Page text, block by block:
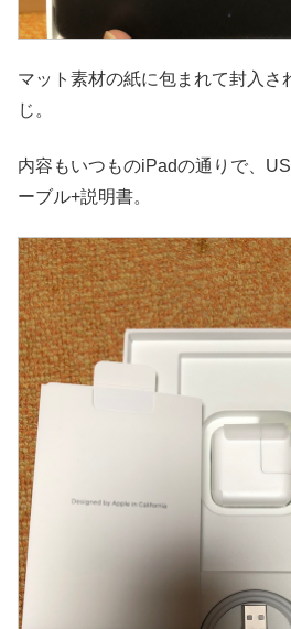
マット素材の紙に包まれて封入さ
じ。
内容もいつものiPadの通りで、
ーブル+説明書。